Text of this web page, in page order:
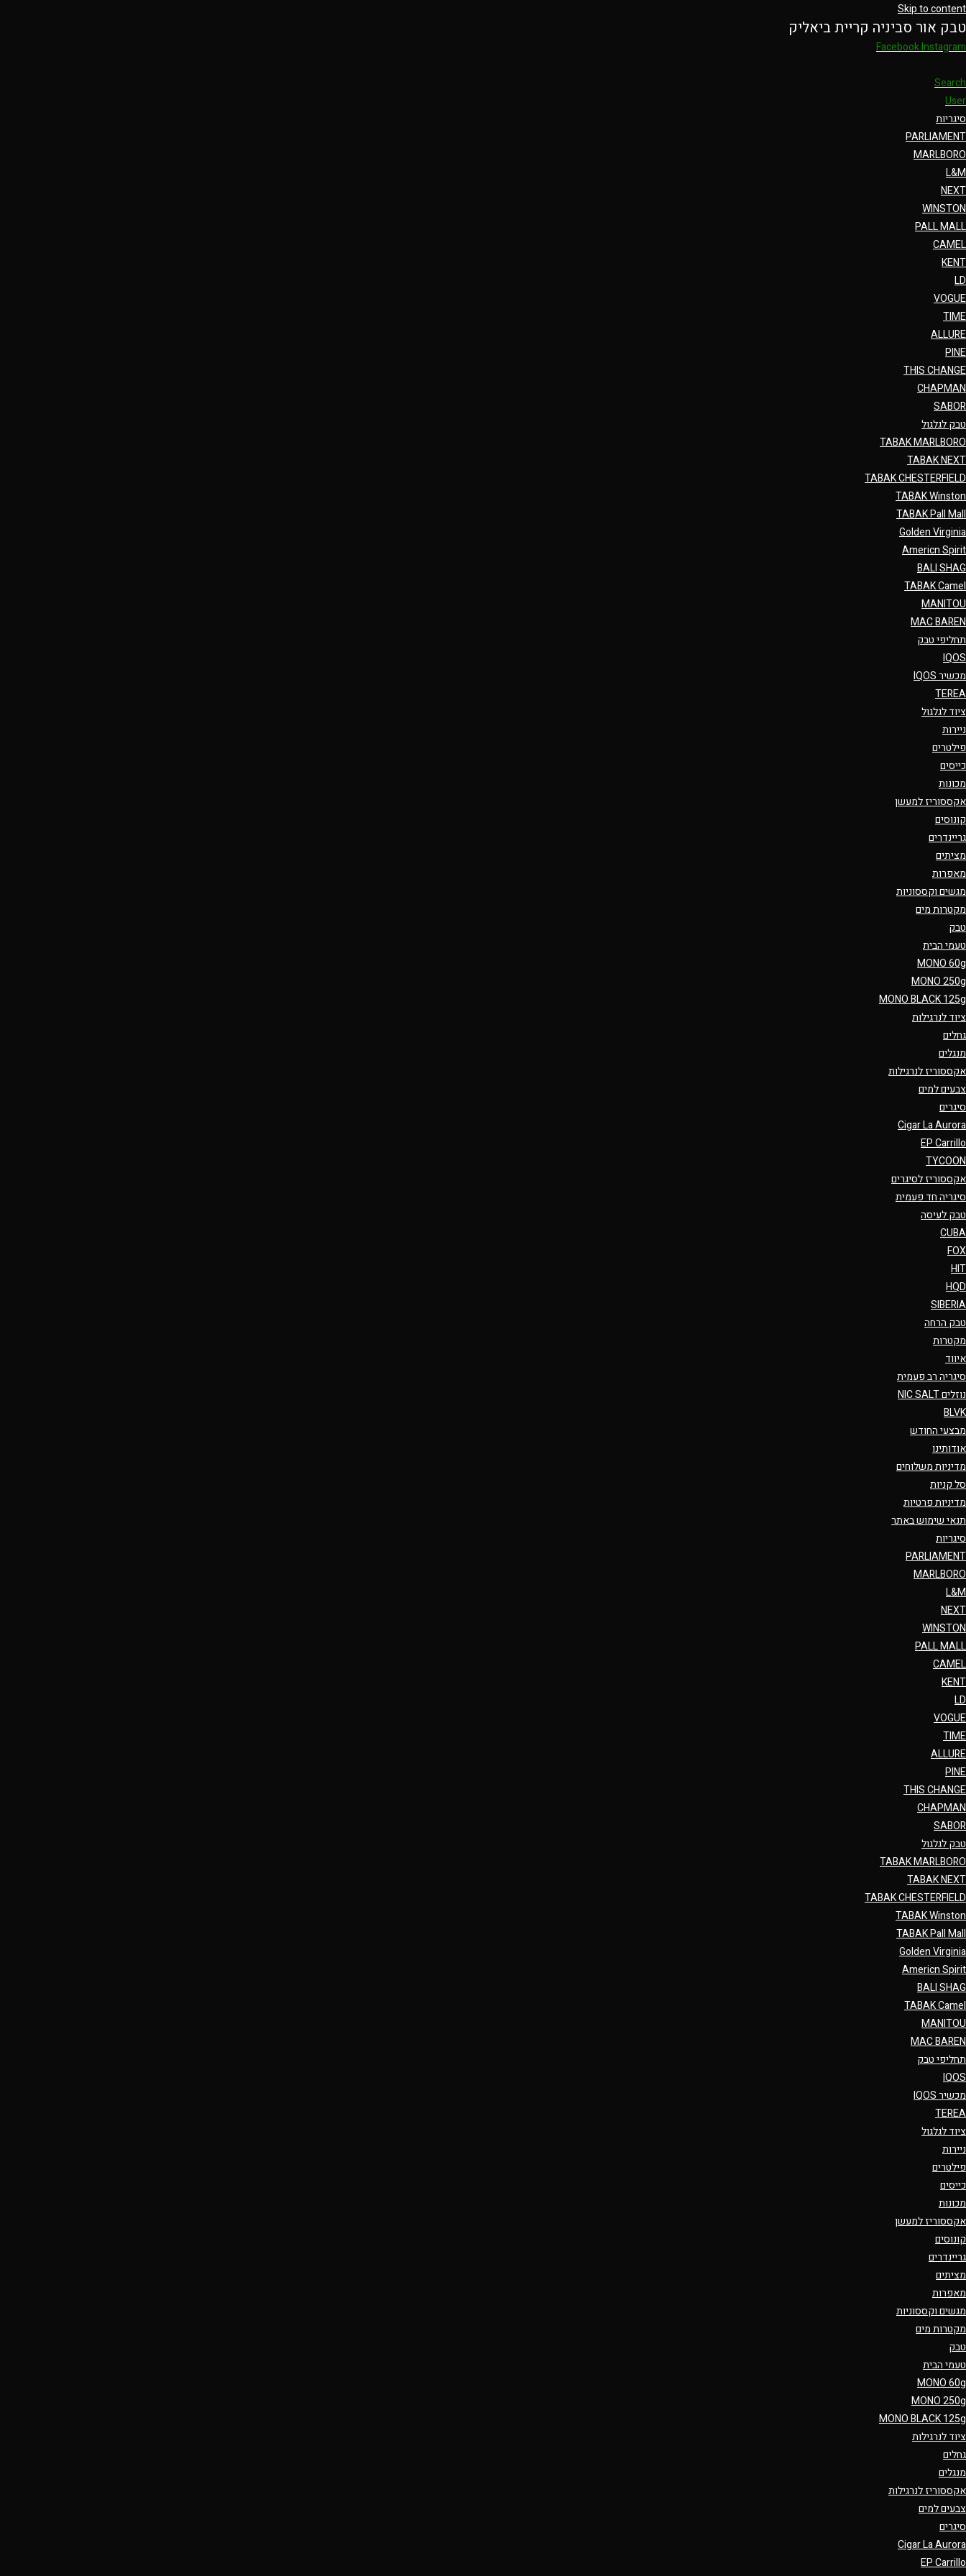
Skip to content
טבק אור סביניה קריית ביאליק
FacebookInstagram
Search
User
סיגריות
PARLIAMENT
MARLBORO
L&M
NEXT
WINSTON
PALL MALL
CAMEL
KENT
LD
VOGUE
TIME
ALLURE
PINE
THIS CHANGE
CHAPMAN
SABOR
טבק לגלגול
TABAK MARLBORO
TABAK NEXT
TABAK CHESTERFIELD
TABAK Winston
TABAK Pall Mall
Golden Virginia
Americn Spirit
BALI SHAG
TABAK Camel
MANITOU
MAC BAREN
תחליפי טבק
IQOS
מכשיר IQOS
TEREA
ציוד לגלגול
ניירות
פילטרים
כייסים
מכונות
אקססוריז למעשן
קונוסים
גריינדרים
מציתים
מאפרות
מגשים וקססוניות
מקטרות מים
טבק
טעמי הבית
MONO 60g
MONO 250g
MONO BLACK 125g
ציוד לנרגילות
גחלים
מנגלים
אקססוריז לנרגילות
צבעים למים
סיגרים
Cigar La Aurora
EP Carrillo
TYCOON
אקססוריז לסיגרים
סיגריה חד פעמית
טבק לעיסה
CUBA
FOX
HIT
HQD
SIBERIA
טבק הרחה
מקטרות
איווד
סיגריה רב פעמית
נוזלים NIC SALT
BLVK
מבצעי החודש
אודותינו
מדיניות משלוחים
סל קניות
מדיניות פרטיות
תנאי שימוש באתר
סיגריות
PARLIAMENT
MARLBORO
L&M
NEXT
WINSTON
PALL MALL
CAMEL
KENT
LD
VOGUE
TIME
ALLURE
PINE
THIS CHANGE
CHAPMAN
SABOR
טבק לגלגול
TABAK MARLBORO
TABAK NEXT
TABAK CHESTERFIELD
TABAK Winston
TABAK Pall Mall
Golden Virginia
Americn Spirit
BALI SHAG
TABAK Camel
MANITOU
MAC BAREN
תחליפי טבק
IQOS
מכשיר IQOS
TEREA
ציוד לגלגול
ניירות
פילטרים
כייסים
מכונות
אקססוריז למעשן
קונוסים
גריינדרים
מציתים
מאפרות
מגשים וקססוניות
מקטרות מים
טבק
טעמי הבית
MONO 60g
MONO 250g
MONO BLACK 125g
ציוד לנרגילות
גחלים
מנגלים
אקססוריז לנרגילות
צבעים למים
סיגרים
Cigar La Aurora
EP Carrillo